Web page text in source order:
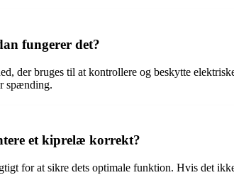
fungerer det?
der bruges til at kontrollere og beskytte
spænding.
et kiprelæ korrekt?
for at sikre dets optimale funktion. Hvis det